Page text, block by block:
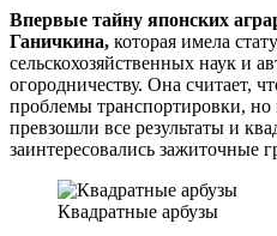
Впервые тайну японских
Ганичкина, которая имела
сельскохозяйственных наук и
огородничеству. Она считает,
проблемы транспортировки, но
превзошли все результаты и
заинтересовались зажиточные
Квадратные арбузы